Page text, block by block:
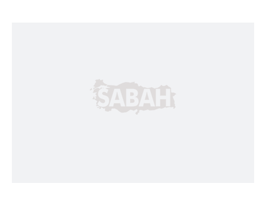
vasıtasıyla belirleyebilirsiniz. Çerezlere ilişkin detaylı bilgi
için Ayarlar butonuna tıklayabilir, Çerez Bilgilendirme
ziyaret edebilirsiniz.